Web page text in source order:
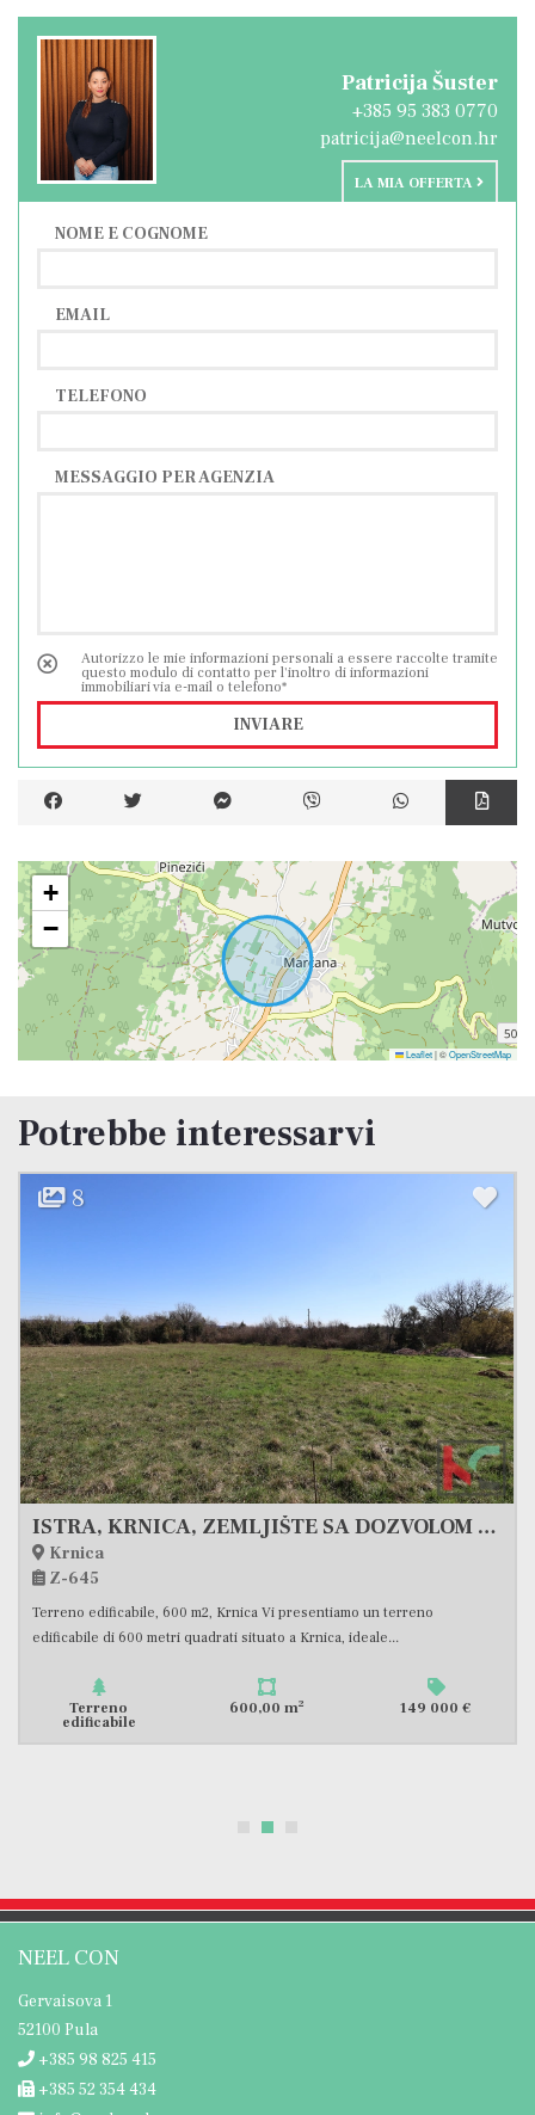
giornaliera e per rilassarsi nella natura vicino
alla città di Pola.
Patricija Šuster
+385 95 383 0770
patricija@neelcon.hr
LA MIA OFFERTA
NOME E COGNOME
EMAIL
TELEFONO
MESSAGGIO PER AGENZIA
Autorizzo le mie informazioni personali a essere raccolte tramite
questo modulo di contatto per l'inoltro di informazioni
immobiliari via e-mail o telefono*
INVIARE
+
−
Leaflet|©OpenStreetMap
Potrebbe interessarvi
ISTRA, KRNICA, ZEMLJIŠTE SA DOZVOLOM ZA GRADNJU #PRODAJA
Vi presentiamo un terreno
a Krnica, ideale...
149 000 €
Terreno, 1024 m2,
Terreno edificabile di
lontano da Vodnjan. Si tratta
Terreno
NEEL CON
Gervaisova 1
52100 Pula
+385 98 825 415
+385 52 354 434